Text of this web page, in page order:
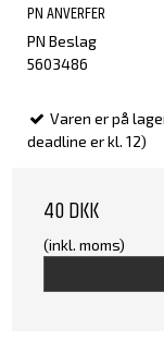
PN ANVERFER
PN Beslag
5603486
Varen er på
deadline er kl. 12)
40 DKK
(inkl. moms)